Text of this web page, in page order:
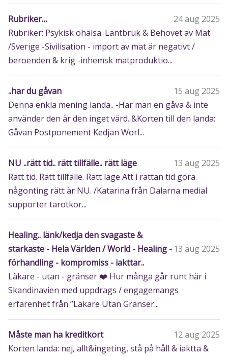
Rubriker…
24 aug 2025
Rubriker: Psykisk ohälsa. Lantbruk & Behovet av Mat
/Sverige -Sivilisation - import av mat är negativt /
beroenden & krig -inhemsk matproduktio...
..har du gåvan
15 aug 2025
Denna enkla mening landa.. -Har man en gåva & inte
använder den är den inget värd. &Korten till den landa:
Gåvan Postponement Kedjan Worl...
NU ..rätt tid.. rätt tillfälle.. rätt läge
13 aug 2025
Rätt tid. Rätt tillfälle. Rätt läge Att i rättan tid göra
någonting rätt är NU. /Katarina från Dalarna medial
supporter tarotkor...
Healing.. länk/kedja den svagaste &
starkaste - Hela Världen / World - Healing -
förhandling - kompromiss - iakttar..
13 aug 2025
Läkare - utan - gränser ❤️‍ Hur många går runt här i
Skandinavien med uppdrags / engagemangs
erfarenhet från ”Läkare Utan Gränser...
Måste man ha kreditkort
12 aug 2025
Korten landa: nej, allt&ingeting, stå på håll & iaktta &